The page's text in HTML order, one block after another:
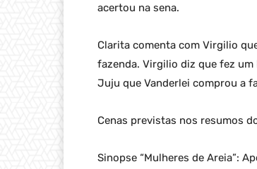
acertou na sena.
Clarita comenta com Virgilio
fazenda. Virgilio diz que fez um
Juju que Vanderlei comprou a
Cenas previstas nos resumos
Sinopse “Mulheres de Areia”: